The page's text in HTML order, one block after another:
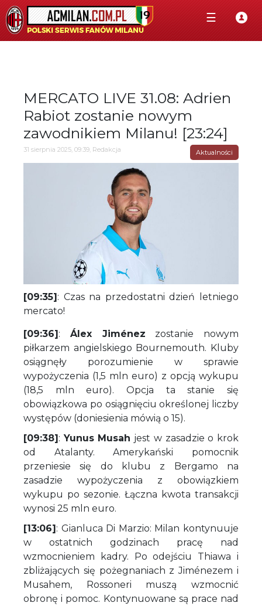
☰
MERCATO LIVE 31.08: Adrien
Rabiot zostanie nowym
zawodnikiem Milanu! [23:24]
31 sierpnia 2025, 09:39, Redakcja Aktualności
[09:35]: Czas na przedostatni dzień letniego
mercato!
[09:36]: Álex Jiménez zostanie nowym
piłkarzem angielskiego Bournemouth. Kluby
osiągnęły porozumienie w sprawie
wypożyczenia (1,5 mln euro) z opcją wykupu
(18,5 mln euro). Opcja ta stanie się
obowiązkowa po osiągnięciu określonej liczby
występów (doniesienia mówią o 15).
[09:38]: Yunus Musah jest w zasadzie o krok
od Atalanty. Amerykański pomocnik
przeniesie się do klubu z Bergamo na
zasadzie wypożyczenia z obowiązkiem
wykupu po sezonie. Łączna kwota transakcji
wynosi 25 mln euro.
[13:06]: Gianluca Di Marzio: Milan kontynuuje
w ostatnich godzinach pracę nad
wzmocnieniem kadry. Po odejściu Thiawa i
zbliżających się pożegnaniach z Jiménezem i
Musahem, Rossoneri muszą wzmocnić
obronę i pomoc. Kontynuowane są prace nad